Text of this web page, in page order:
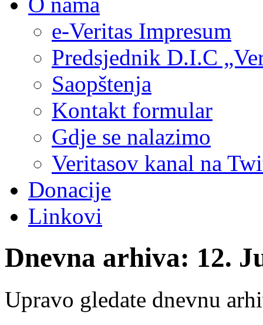
e-Veritas Impresum
Predsjednik D.I.C
Saopštenja
Kontakt formular
Gdje se nalazimo
Veritasov kanal na
Donacije
Linkovi
Dnevna arhiva: 12.
Upravo gledate dnevnu